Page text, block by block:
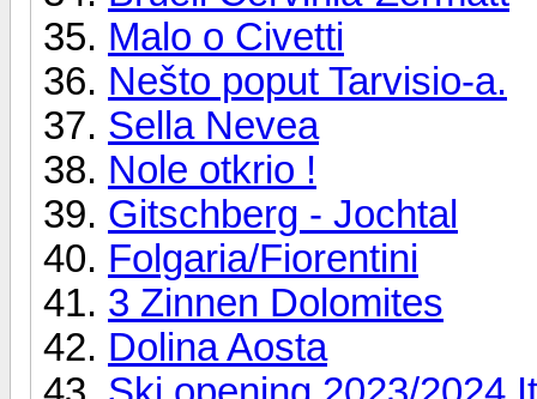
Malo o Civetti
Nešto poput Tarvisio-a.
Sella Nevea
Nole otkrio !
Gitschberg - Jochtal
Folgaria/​Fiorentini
3 Zinnen Dolomites
Dolina Aosta